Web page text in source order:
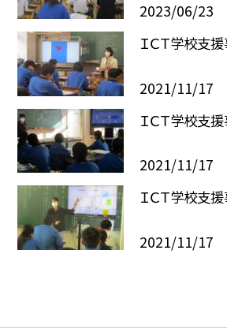
2023/06/23
ＩＣＴ学校支
2021/11/17
ＩＣＴ学校支
2021/11/17
ＩＣＴ学校支
2021/11/17